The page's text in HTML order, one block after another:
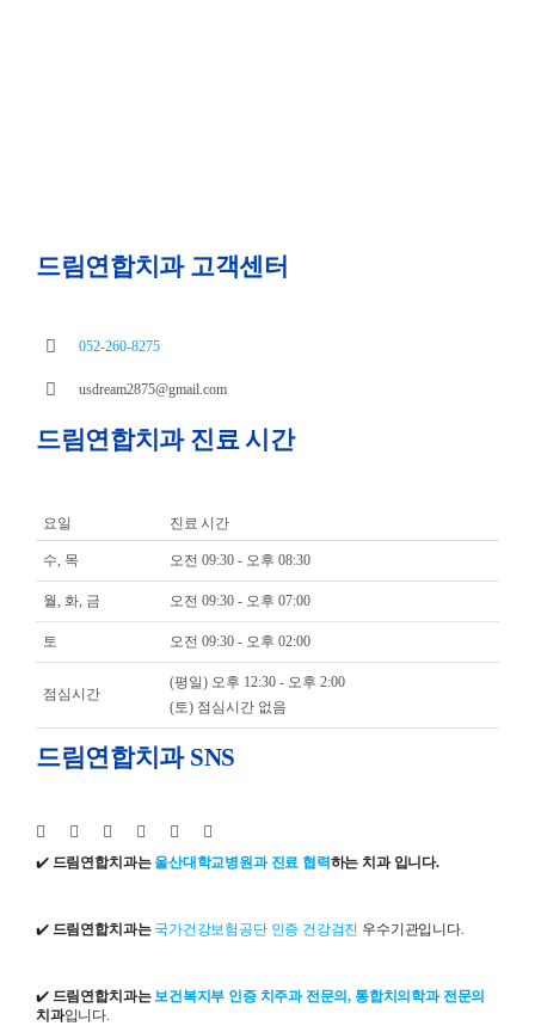
드림연합치과 고객센터
052-260-8275
usdream2875@gmail.com
드림연합치과 진료 시간
요일 진료 시간
수, 목 오전 09:30 - 오후 08:30
월, 화, 금 오전 09:30 - 오후 07:00
토 오전 09:30 - 오후 02:00
점심시간
(평일) 오후 12:30 - 오후 2:00
(토) 점심시간 없음
드림연합치과 SNS
✔️ 드림연합치과는 울산대학교병원과 진료 협력하는 치과 입니다.
✔️ 드림연합치과는 국가건강보험공단 인증 건강검진 우수기관입니다.
✔️ 드림연합치과는보건복지부 인증 치주과 전문의, 통합치의학과 전문의
치과입니다.